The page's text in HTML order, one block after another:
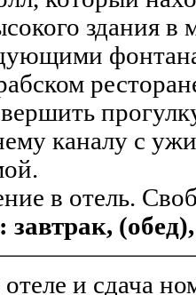
здания
каналу с
в отель.
завтрак,
отеле и сдача